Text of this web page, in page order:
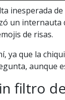
inesperada
un internauta
de risas.
ya que la
aunque
filtro